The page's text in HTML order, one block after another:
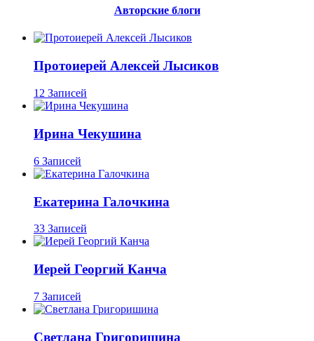
Авторские блоги
Протоиерей Алексей Лысиков
12 Записей
Ирина Чекушина
6 Записей
Екатерина Галочкина
33 Записей
Иерей Георгий Канча
7 Записей
Светлана Григоришина